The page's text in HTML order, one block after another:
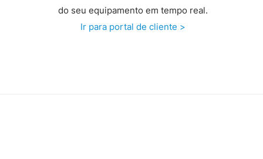
do seu equipamento em tempo real.
Ir para portal de cliente >